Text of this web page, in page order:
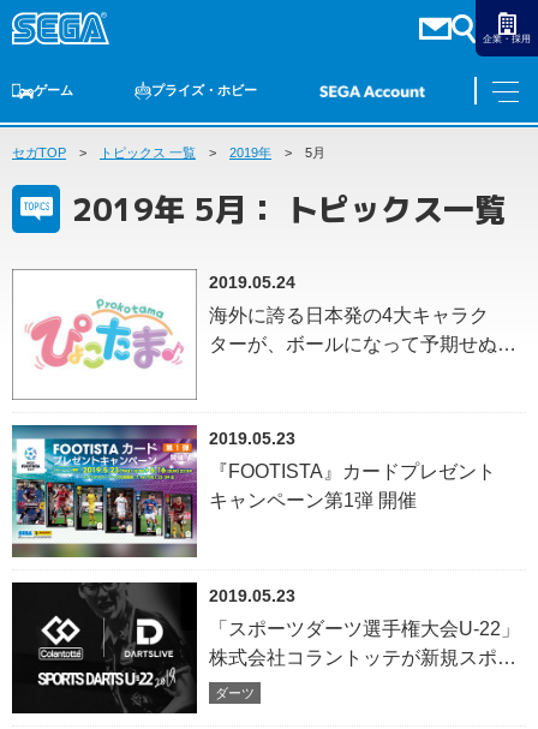
企業・採用
ゲーム
ゲームTOP 家庭用ゲーム PCゲーム スマホゲーム
プライズ・ホビー
プライズ トイ S-FIRE セガ ラッキーくじ
ゲームTOP
スマホゲーム
プライズ・ホビー
プライズ
S-FIRE
セガ ラッキーくじ
セガ ラッキーくじオンライン
物販
ダーツ
トピックス
セガTOP トピックス 一覧 2019年 5月
2019年 5月： トピックス一覧
2019.05.24
海外に誇る日本発の4大キャラク
ターが、ボールになって予期せぬ動
月26日（木）登場決定 ——クレヨン
しんちゃんのケツだけ星人もアニメ
そっくりに驚愕の再現——
2019.05.23
『FOOTISTA』カードプレゼント
キャンペーン第1弾 開催
2019.05.23
ダーツ
「スポーツダーツ選手権大会U-22」
株式会社コラントッテが新規スポン
サーに決定